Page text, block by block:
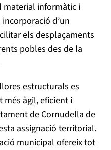
material informàtic i
d’un
els desplaçaments
pobles des de la
estructurals es
àgil, eficient i
de Cornudella de
assignació territorial.
municipal ofereix tot